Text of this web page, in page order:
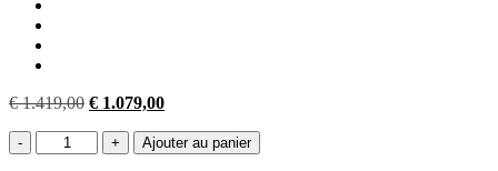
€1.419,00 Le
initial
€ 1.079,00Le
actuel
quantité
de
Ajouter au panier